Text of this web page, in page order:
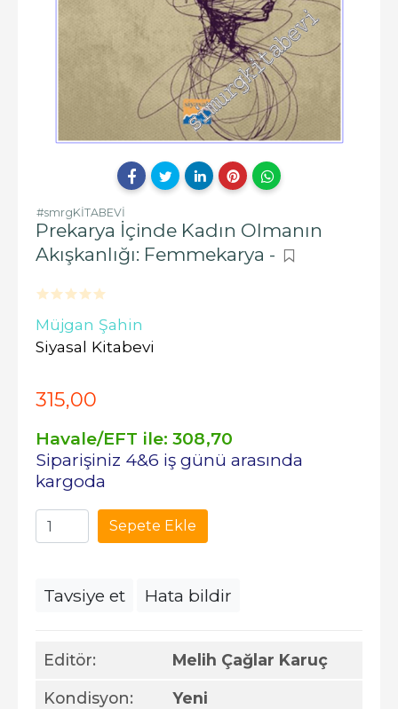
#smrgKİTABEVİ
Prekarya İçinde Kadın Olmanın
Akışkanlığı: Femmekarya -
Müjgan Şahin
Siyasal Kitabevi
Editör: Melih Çağlar Karuç
Kondisyon: Yeni
315,00
Havale/EFT ile: 308,70
Siparişiniz 4&6 iş günü arasında
kargoda
Sepete Ekle
Tavsiye et Hata bildir